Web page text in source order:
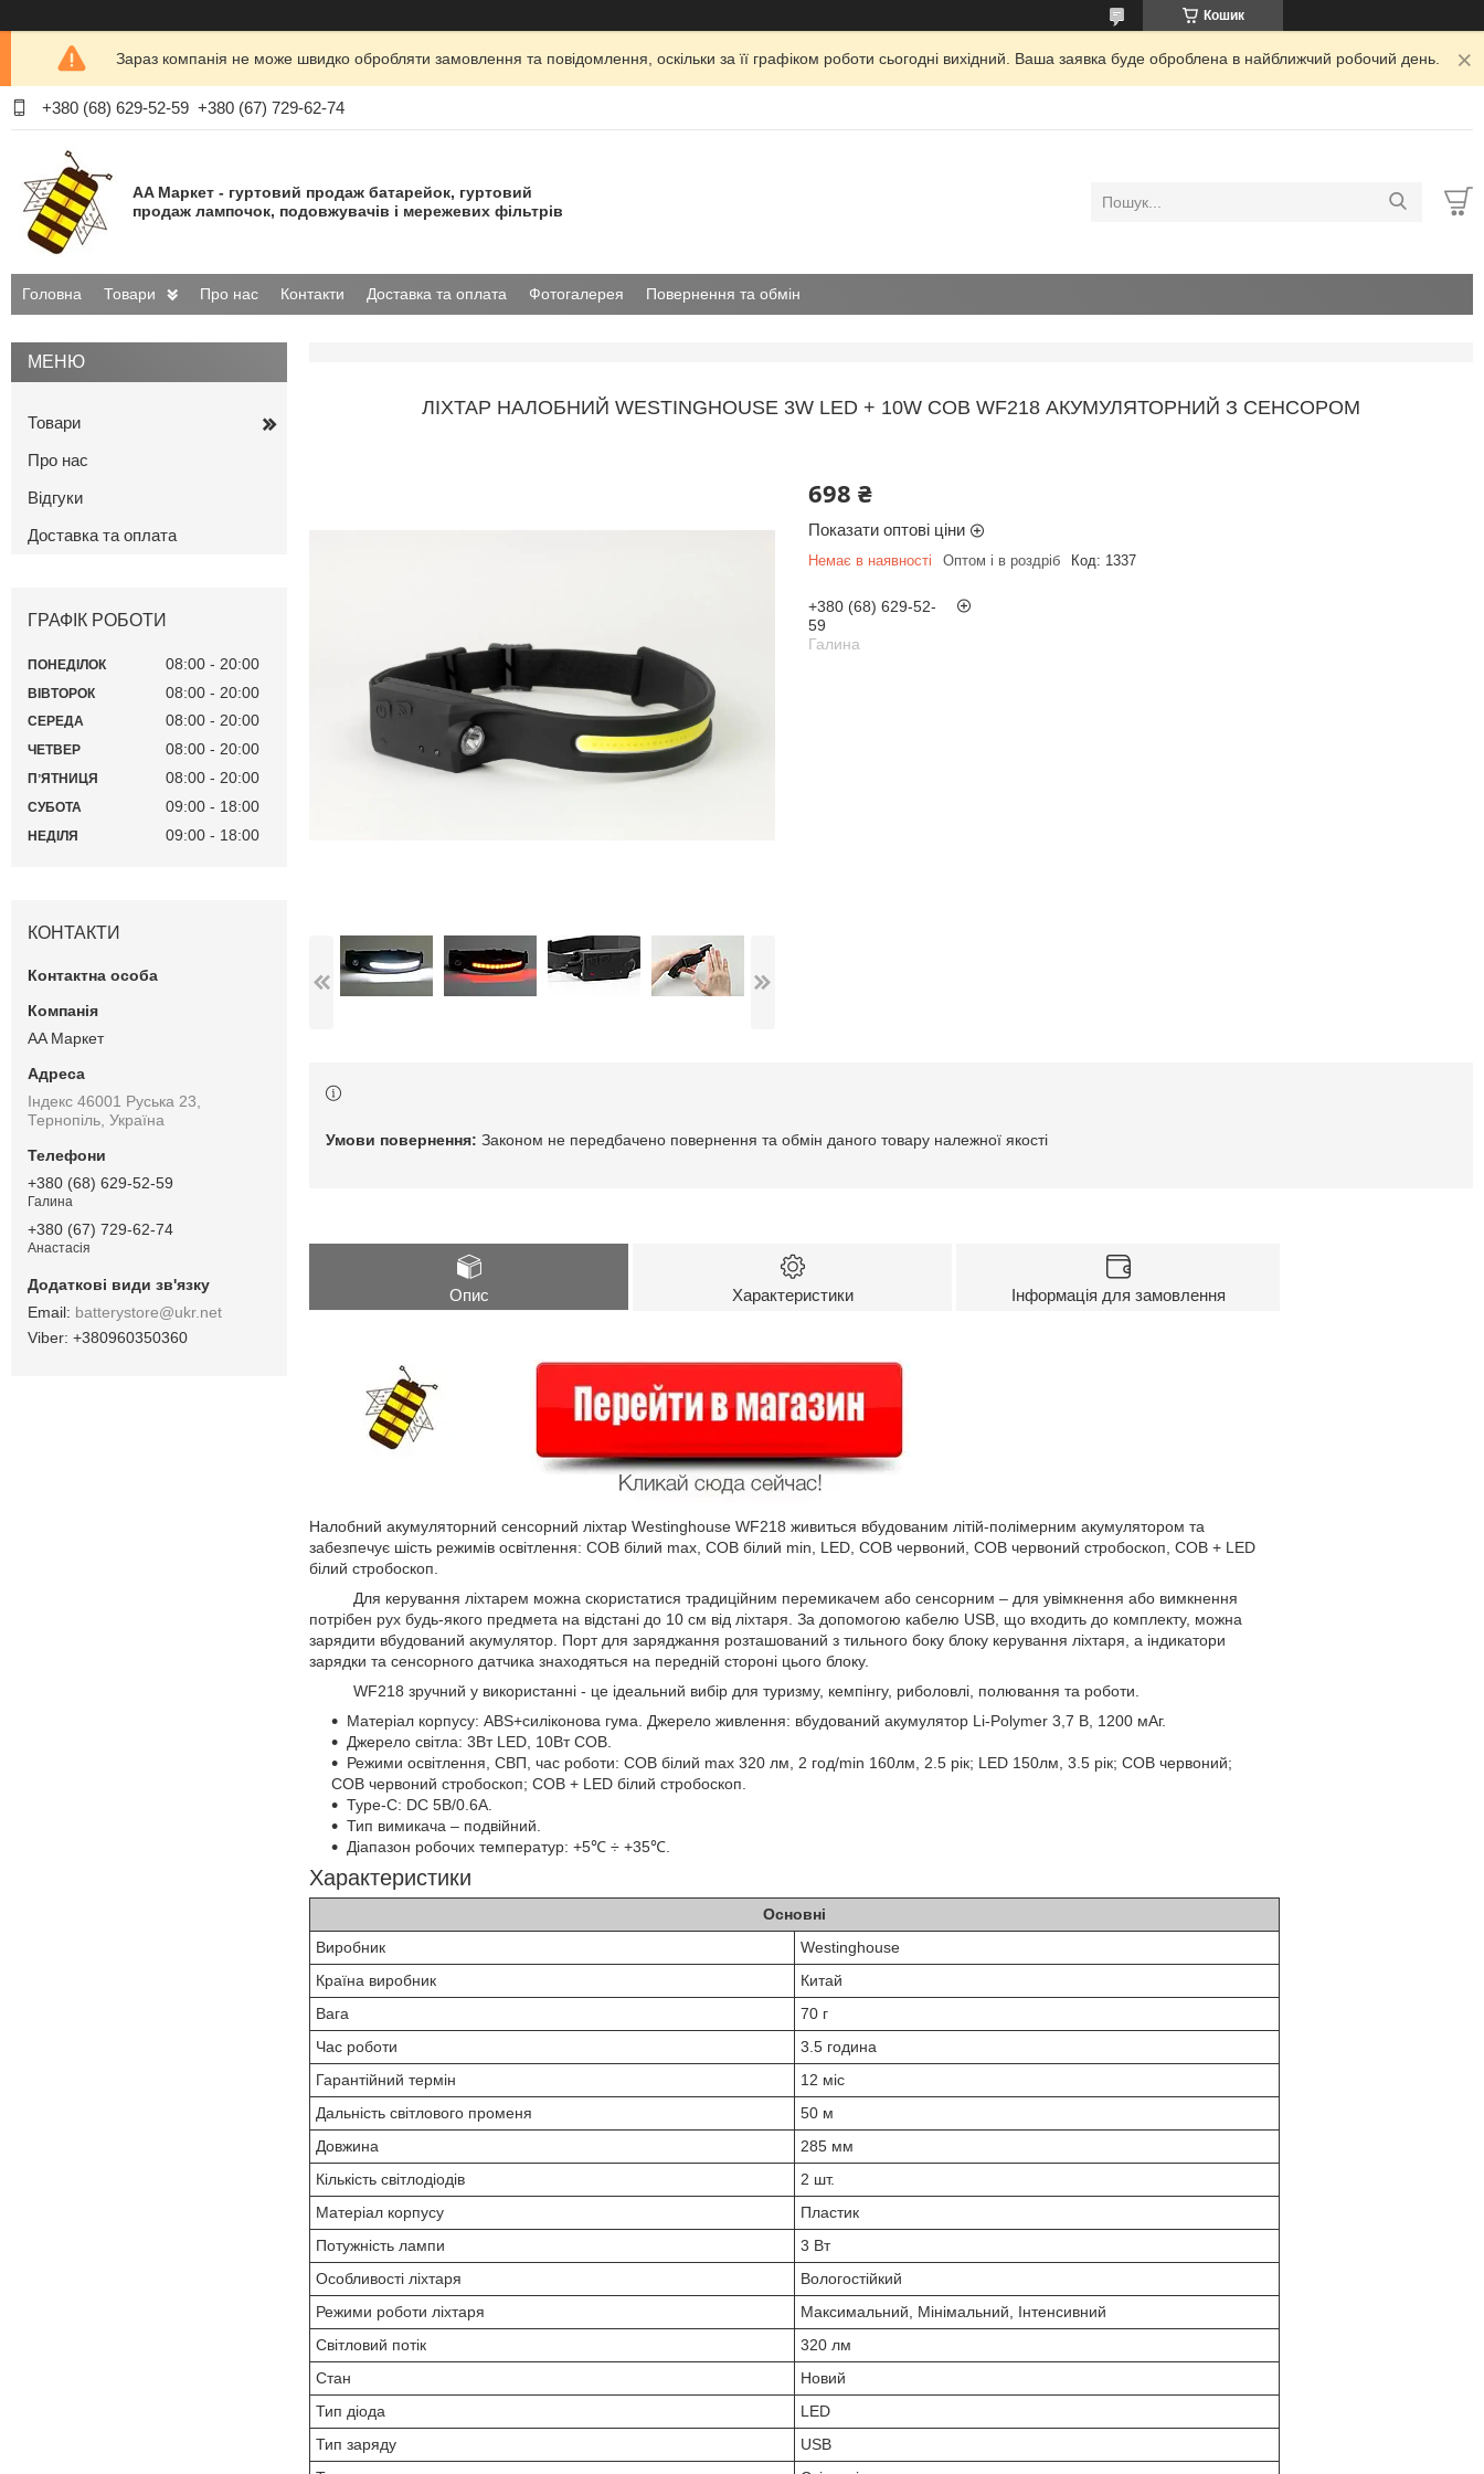
Кошик
Зараз компанія не може швидко обробляти замовлення та повідомлення, оскільки за її графіком роботи сьогодні вихідний. Ваша заявка буде оброблена в найближчий робочий день.
+380 (68) 629-52-59 +380 (67) 729-62-74
AA Маркет - гуртовий продаж батарейок, гуртовий
продаж лампочок, подовжувачів і мережевих фільтрів
Головна Товари Про нас Контакти Доставка та оплата Фотогалерея Повернення та обмін
ЛІХТАР НАЛОБНИЙ WESTINGHOUSE 3W LED + 10W COB WF218 АКУМУЛЯТОРНИЙ З СЕНСОРОМ
698 ₴
Показати оптові ціни
Немає в наявності Оптом і в роздріб Код: 1337
+380 (68) 629-52-
59
Галина
Законом не передбачено повернення та обмін даного товару належної якості
Опис Характеристики Інформація для замовлення
Налобний акумуляторний сенсорний ліхтар Westinghouse WF218 живиться вбудованим літій-полімерним акумулятором та
забезпечує шість режимів освітлення: COB білий max, COB білий min, LED, COB червоний, COB червоний стробоскоп, COB + LED
білий стробоскоп.
Для керування ліхтарем можна скористатися традиційним перемикачем або сенсорним – для увімкнення або вимкнення
потрібен рух будь-якого предмета на відстані до 10 см від ліхтаря. За допомогою кабелю USB, що входить до комплекту, можна
зарядити вбудований акумулятор. Порт для заряджання розташований з тильного боку блоку керування ліхтаря, а індикатори
зарядки та сенсорного датчика знаходяться на передній стороні цього блоку.
WF218 зручний у використанні - це ідеальний вибір для туризму, кемпінгу, риболовлі, полювання та роботи.
Матеріал корпусу: ABS+силіконова гума. Джерело живлення: вбудований акумулятор Li-Polymer 3,7 В, 1200 мАг.
Джерело світла: 3Вт LED, 10Вт COB.
Режими освітлення, СВП, час роботи: COB білий max 320 лм, 2 год/min 160лм, 2.5 рік; LED 150лм, 3.5 рік; COB червоний;
COB червоний стробоскоп; COB + LED білий стробоскоп.
Type-C: DC 5В/0.6A.
Тип вимикача – подвійний.
Діапазон робочих температур: +5℃ ÷ +35℃.
Характеристики
Основні
Виробник
Westinghouse
Країна виробник
Китай
Вага
70 г
Час роботи
3.5 година
Гарантійний термін
12 міс
Дальність світлового променя
50 м
Довжина
285 мм
Кількість світлодіодів
2 шт.
Матеріал корпусу
Пластик
Потужність лампи
3 Вт
Особливості ліхтаря
Вологостійкий
Режими роботи ліхтаря
Максимальний, Мінімальний, Інтенсивний
Світловий потік
320 лм
Стан
Новий
Тип діода
LED
Тип заряду
USB
Товари
Про нас
Відгуки
Доставка та оплата
ГРАФІК РОБОТИ
ПОНЕДІЛОК 08:00 20:00
ВІВТОРОК 08:00 20:00
СЕРЕДА 08:00 20:00
ЧЕТВЕР 08:00 20:00
ПʼЯТНИЦЯ 08:00 20:00
СУБОТА 09:00 18:00
НЕДІЛЯ 09:00 18:00
КОНТАКТИ
AA Маркет
Індекс 46001 Руська 23,
Тернопіль, Україна
+380 (68) 629-52-59
Галина
+380 (67) 729-62-74
Анастасія
batterystore@ukr.net
+380960350360